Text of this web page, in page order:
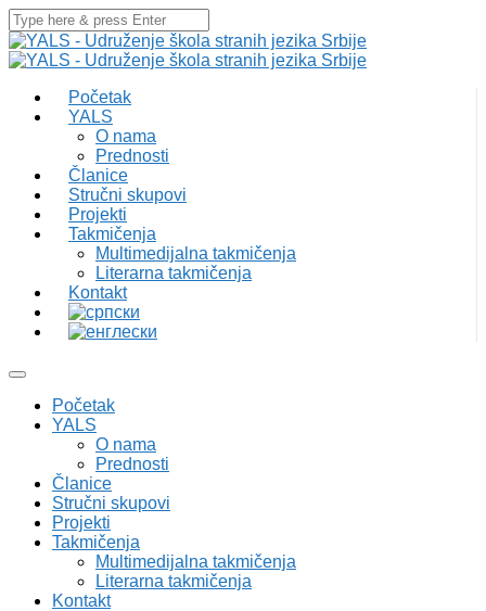
Početak
YALS
O nama
Prednosti
Članice
Stručni skupovi
Projekti
Takmičenja
Multimedijalna takmičenja
Literarna takmičenja
Kontakt
Početak
YALS
O nama
Prednosti
Članice
Stručni skupovi
Projekti
Takmičenja
Multimedijalna takmičenja
Literarna takmičenja
Kontakt